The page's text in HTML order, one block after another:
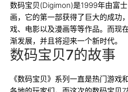
数码宝贝(Digimon)是1999年由富
画，它的第一部获得了巨大的成功
戏、电影以及漫画等等作品。而现
渐发展，并且将迎来一个新时代。
数码宝贝7的故事
《数码宝贝》系列一直是热门游戏